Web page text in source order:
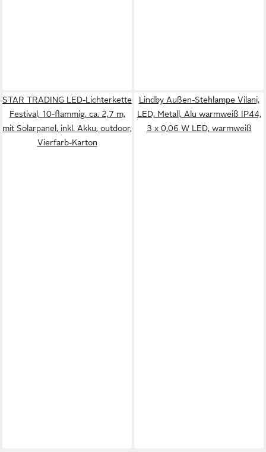
STAR TRADING LED-Lichterkette
Festival, 10-flammig, ca. 2,7 m,
mit Solarpanel, inkl. Akku, outdoor,
Vierfarb-Karton
Lindby Außen-Stehlampe Vilani,
LED, Metall, Alu warmweiß IP44,
3 x 0,06 W LED, warmweiß